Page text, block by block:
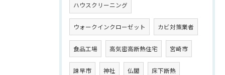
ハウスクリーニング
ウォークインクローゼット カビ対策業者
食品工場 高気密高断熱住宅 宮崎市
諫早市 神社 仏閣 床下断熱